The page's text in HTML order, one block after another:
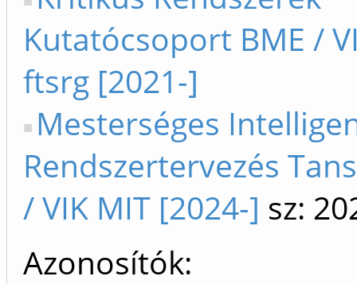
Kutatócsoport BME /
ftsrg [2021-]
Mesterséges
Rendszertervezés
/ VIK MIT [2024-] sz:
Azonosítók